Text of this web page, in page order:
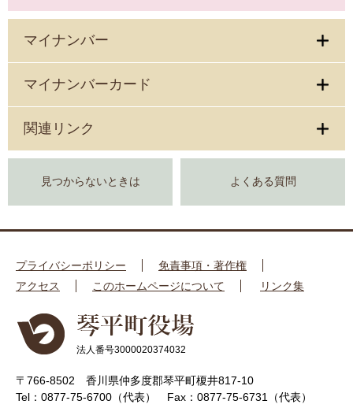
マイナンバー
マイナンバーカード
関連リンク
見つからないときは よくある質問
プライバシーポリシー
免責事項・著作権
アクセス
このホームページについて リンク集
法人番号3000020374032
〒766-8502 香川県仲多度郡琴平町榎井817-10
Tel：0877-75-6700（代表）
Fax：0877-75-6731（代表）